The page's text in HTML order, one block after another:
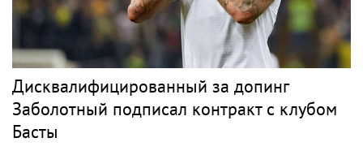
Дисквалифицированный за допинг
Заболотный подписал контракт с клубом
Басты